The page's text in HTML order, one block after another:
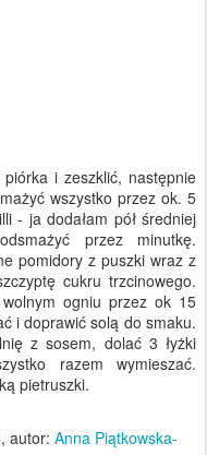
i zeszklić, następnie
wszystko przez ok. 5
- ja dodałam pół średniej
przez minutkę.
pomidory z puszki wraz z
cukru trzcinowego.
ogniu przez ok 15
i doprawić solą do smaku.
z sosem, dolać 3 łyżki
razem wymieszać.
pietruszki.
, autor: Anna Piątkowska-